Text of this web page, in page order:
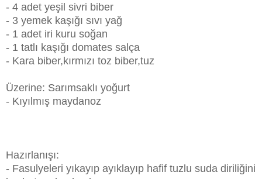
- 4 adet yeşil sivri biber
- 3 yemek kaşığı sıvı yağ
- 1 adet iri kuru soğan
- 1 tatlı kaşığı domates salça
- Kara biber,kırmızı toz biber,tuz
Üzerine: Sarımsaklı yoğurt
- Kıyılmış maydanoz
Hazırlanışı:
- Fasulyeleri yıkayıp ayıklayıp hafif tuzlu suda diriliğini